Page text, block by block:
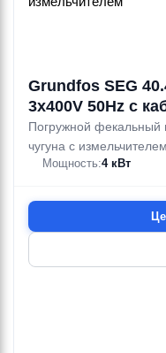
Grundfos SEG
3x400V 50Hz с
Погружной фекальный
чугуна с измельчителем
Мощность:4 кВт